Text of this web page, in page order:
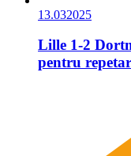
13.032025
Lille 1-2
pentru